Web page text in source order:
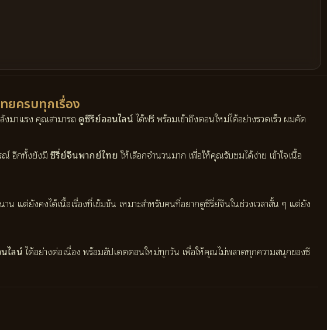
ยครบทุกเรื่อง
งมาแรง คุณสามารถดูซีรีย์ออนไลน์ได้ฟรี พร้อมเข้าถึงตอนใหม่ได้อย่างรวดเร็ว ผมคัด
ณ์ อีกทั้งยังมีซีรี่ย์จีนพากย์ไทยให้เลือกจำนวนมาก เพื่อให้คุณรับชมได้ง่าย เข้าใจเนื้อ
าน แต่ยังคงได้เนื้อเรื่องที่เข้มข้น เหมาะสำหรับคนที่อยากดูซีรี่ย์จีนในช่วงเวลาสั้น ๆ แต่ยัง
ไลน์ได้อย่างต่อเนื่อง พร้อมอัปเดตตอนใหม่ทุกวัน เพื่อให้คุณไม่พลาดทุกความสนุกของซี